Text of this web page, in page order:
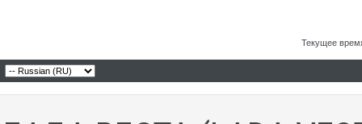
Текущее